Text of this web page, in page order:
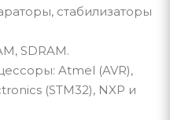
стабилизаторы
SDRAM.
Atmel (AVR),
(STM32), NXP и